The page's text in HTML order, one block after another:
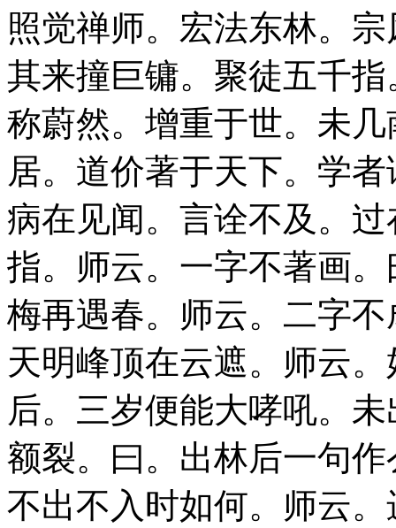
照觉禅师。宏法东林。
其来撞巨镛。聚徒五千
称蔚然。增重于世。未
居。道价著于天下。学
病在见闻。言诠不及。
指。师云。一字不著画
梅再遇春。师云。二字
天明峰顶在云遮。师云
后。三岁便能大哮吼。
额裂。曰。出林后一句
不出不入时如何。师云